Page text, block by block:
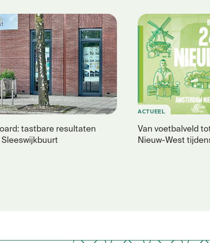
tastbare resultaten
ACTUEEL
Van voetbalveld
Nieuw-West